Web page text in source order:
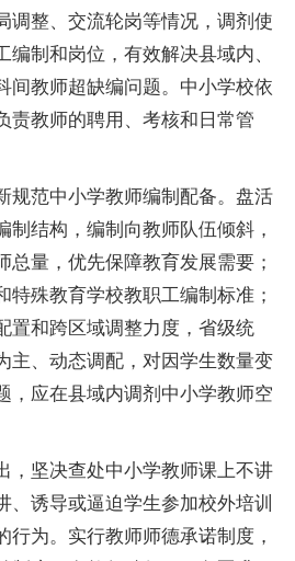
调整、交流轮岗等情况，调剂使
编制和岗位，有效解决县域内、
间教师超缺编问题。中小学校依
责教师的聘用、考核和日常管
规范中小学教师编制配备。盘活
制结构，编制向教师队伍倾斜，
总量，优先保障教育发展需要；
特殊教育学校教职工编制标准；
置和跨区域调整力度，省级统
主、动态调配，对因学生数量变
，应在县域内调剂中小学教师空
，坚决查处中小学教师课上不讲
、诱导或逼迫学生参加校外培训
行为。实行教师师德承诺制度，